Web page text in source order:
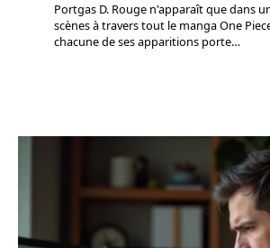
Portgas D. Rouge n'apparaît que dans
scènes à travers tout le manga One
chacune de ses apparitions porte…